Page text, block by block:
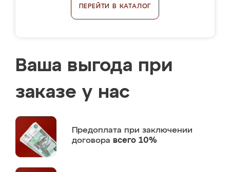
ПЕРЕЙТИ В КАТАЛОГ
Ваша выгода при
заказе у нас
Предоплата при заключении
договора всего 10%